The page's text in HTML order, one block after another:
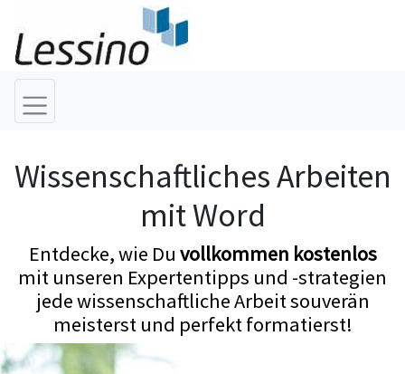
Wissenschaftliches Arbeiten
mit Word
Entdecke, wie Du vollkommen kostenlos
mit unseren Expertentipps und -strategien
jede wissenschaftliche Arbeit souverän
meisterst und perfekt formatierst!